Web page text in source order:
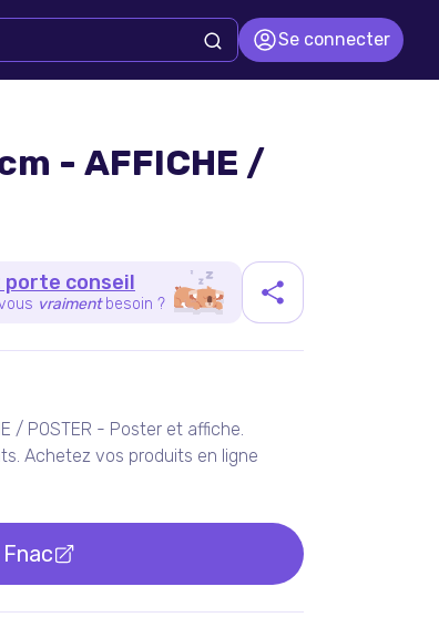
Se connecter
- AFFICHE /
porte conseil
vraiment besoin ?
/ POSTER - Poster et affiche.
Achetez vos produits en ligne
Fnac